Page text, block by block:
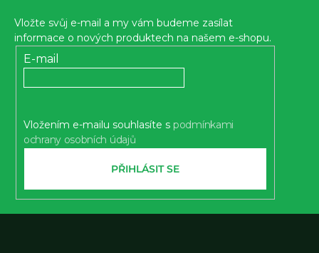
Vložte svůj e-mail a my vám budeme zasílat
informace o nových produktech na našem e-shopu.
E-mail
Vložením e-mailu souhlasíte s podmínkami
ochrany osobních údajů
PŘIHLÁSIT SE